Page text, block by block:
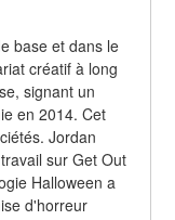
base et dans le
créatif à long
signant un
en 2014. Cet
Jordan
sur Get Out
Halloween a
d'horreur